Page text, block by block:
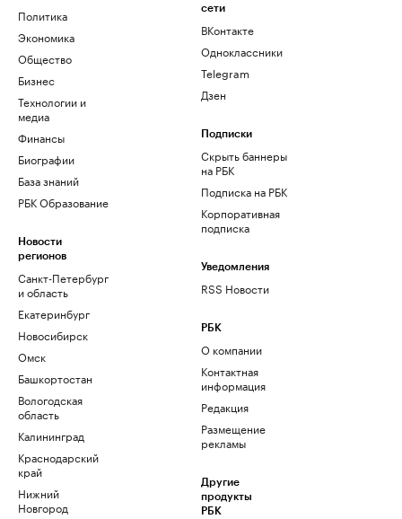
Политика
Экономика
Общество
Бизнес
Технологии и
медиа
Финансы
Биографии
База знаний
РБК Образование
Новости
регионов
Санкт-Петербург
и область
Екатеринбург
Новосибирск
Омск
Башкортостан
Вологодская
область
Калининград
Краснодарский
край
Нижний
Новгород
сети
ВКонтакте
Одноклассники
Telegram
Дзен
Подписки
Скрыть баннеры
на РБК
Подписка на РБК
Корпоративная
подписка
Уведомления
RSS Новости
РБК
О компании
Контактная
информация
Редакция
Размещение
рекламы
Другие
продукты
РБК